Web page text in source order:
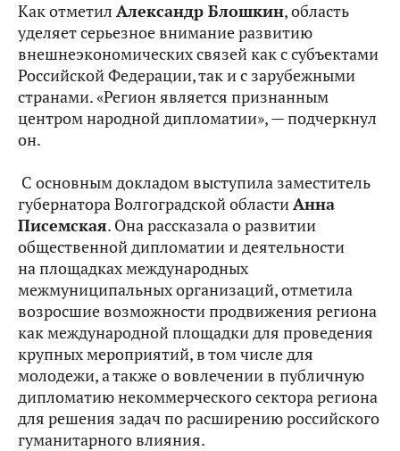
Как отметил Александр Блошкин, область
уделяет серьезное внимание развитию
внешнеэкономических связей как с субъектами
Российской Федерации, так и с зарубежными
странами. «Регион является признанным
центром народной дипломатии», — подчеркнул
он.
С основным докладом выступила заместитель
губернатора Волгоградской областиАнна
Писемская. Она рассказала о развитии
общественной дипломатии и деятельности
на площадках международных
межмуниципальных организаций, отметила
возросшие возможности продвижения региона
как международной площадки для проведения
крупных мероприятий, в том числе для
молодежи, а также о вовлечении в публичную
дипломатию некоммерческого сектора региона
для решения задач по расширению российского
гуманитарного влияния.